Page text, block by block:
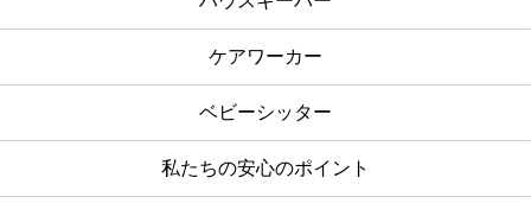
ケアワーカー
ベビーシッター
私たちの安心のポイント